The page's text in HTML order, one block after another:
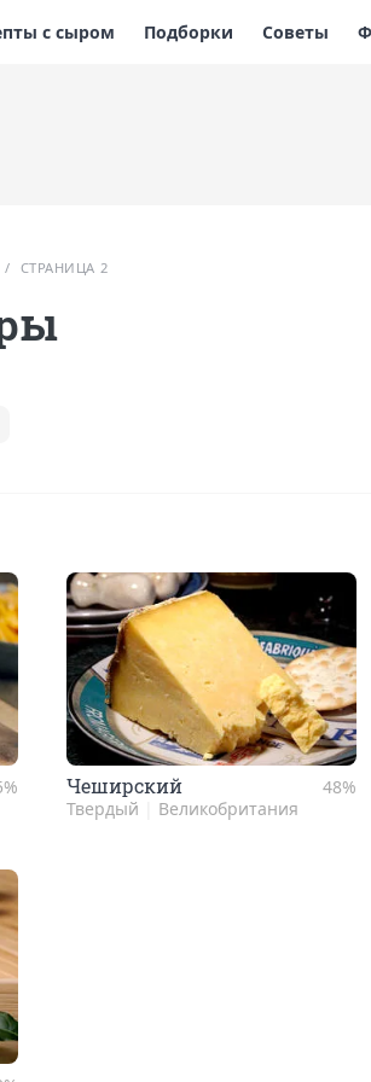
с сыром Подборки Советы
/ СТРАНИЦА 2
Чешир­ский
48%
Твердый
Великобритания